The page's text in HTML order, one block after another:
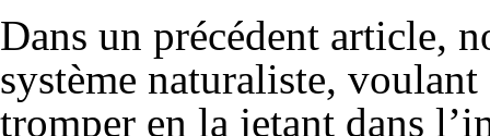
Dans un précédent article,
système naturaliste,
tromper en la jetant dans